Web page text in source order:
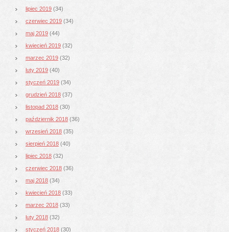
lipiec 2019 (34)
czerwiec 2019 (34)
maj 2019 (44)
kwiecień 2019 (32)
marzec 2019 (32)
luty 2019 (40)
styczeń 2019 (34)
grudzień 2018 (37)
listopad 2018 (30)
październik 2018 (36)
wrzesień 2018 (35)
sierpień 2018 (40)
lipiec 2018 (32)
czerwiec 2018 (36)
maj 2018 (34)
kwiecień 2018 (33)
marzec 2018 (33)
luty 2018 (32)
styczeń 2018 (30)